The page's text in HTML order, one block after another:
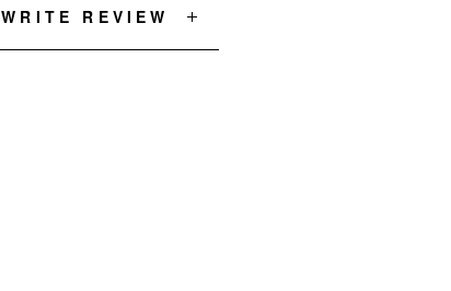
WRITE REVIEW